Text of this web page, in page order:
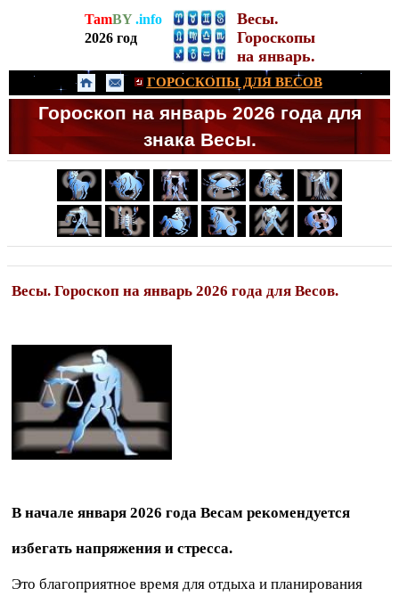
TamBY.info
2026 год
Весы.
Гороскопы
на январь.
ГОРОСКОПЫ ДЛЯ ВЕСОВ
Гороскоп на январь 2026 года для
знака Весы.
Весы. Гороскоп на январь 2026 года для Весов.
В начале января 2026 года Весам рекомендуется
избегать напряжения и стресса.
Это благоприятное время для отдыха и планирования